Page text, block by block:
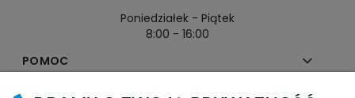
Poniedziałek - Piątek
8:00 - 16:00
POMOC